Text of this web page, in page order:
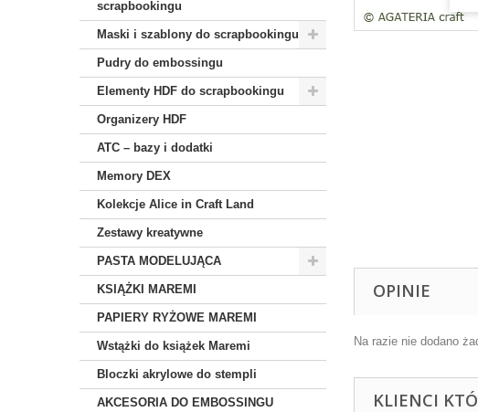
scrapbookingu
Maski i szablony do scrapbookingu
Pudry do embossingu
Elementy HDF do scrapbookingu
Organizery HDF
ATC – bazy i dodatki
Memory DEX
Kolekcje Alice in Craft Land
Zestawy kreatywne
PASTA MODELUJĄCA
KSIĄŻKI MAREMI
PAPIERY RYŻOWE MAREMI
Wstążki do książek Maremi
Bloczki akrylowe do stempli
AKCESORIA DO EMBOSSINGU
OPINIE
Na razie nie dodano
KLIENCI